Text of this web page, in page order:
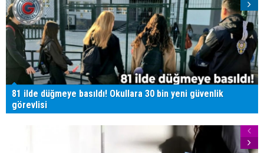
81 ilde düğmeye basıldı! Okullara 30 bin yeni güvenlik
görevlisi